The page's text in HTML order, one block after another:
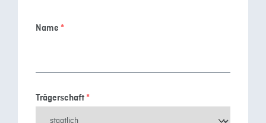
Name *
Trägerschaft*